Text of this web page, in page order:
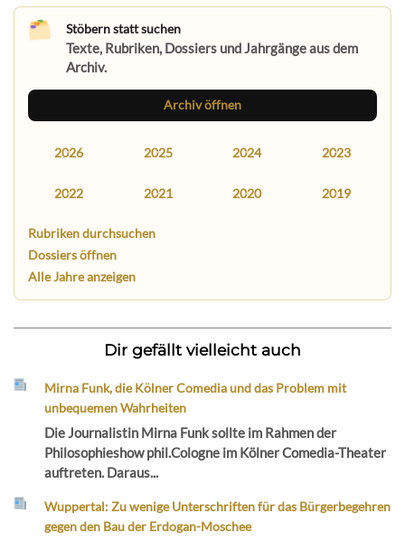
Stöbern statt suchen
Texte, Rubriken, Dossiers und Jahrgänge aus dem
Archiv.
Archiv öffnen
2026 2025 2024 2023
2022 2021 2020 2019
Rubriken durchsuchen
Dossiers öffnen
Alle Jahre anzeigen
Dir gefällt vielleicht auch
Mirna Funk, die Kölner Comedia und das Problem mit
unbequemen Wahrheiten
Die Journalistin Mirna Funk sollte im Rahmen der
Philosophieshow phil.Cologne im Kölner Comedia-Theater
auftreten. Daraus...
Wuppertal: Zu wenige Unterschriften für das Bürgerbegehren
gegen den Bau der Erdogan-Moschee